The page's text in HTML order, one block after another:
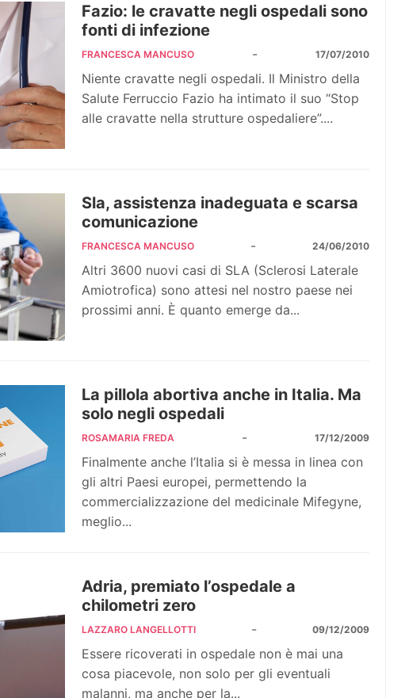
Fazio: le cravatte negli ospedali sono
fonti di infezione
FRANCESCA MANCUSO - 17/07/2010
Niente cravatte negli ospedali. Il Ministro della
Salute Ferruccio Fazio ha intimato il suo “Stop
alle cravatte nella strutture ospedaliere”....
Sla, assistenza inadeguata e scarsa
comunicazione
FRANCESCA MANCUSO - 24/06/2010
Altri 3600 nuovi casi di SLA (Sclerosi Laterale
Amiotrofica) sono attesi nel nostro paese nei
prossimi anni. È quanto emerge da...
La pillola abortiva anche in Italia. Ma
solo negli ospedali
ROSAMARIA FREDA - 17/12/2009
Finalmente anche l’Italia si è messa in linea con
gli altri Paesi europei, permettendo la
commercializzazione del medicinale Mifegyne,
meglio...
Adria, premiato l’ospedale a
chilometri zero
LAZZARO LANGELLOTTI - 09/12/2009
Essere ricoverati in ospedale non è mai una
cosa piacevole, non solo per gli eventuali
malanni, ma anche per la...